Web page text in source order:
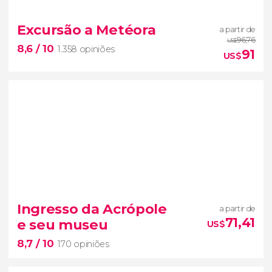
509 opiniões
Atenas,
Excursão a Metéora
8,6 / 10 1.358 opiniões
a partir de
US$96,76
US$91
1.358 opiniões
faces íngremes de rocha
mosteiros
de Meteora
excursão saindo de Atenas.
Ingresso da Acrópole
e seu museu
8,7 / 10 170 opiniões
a partir de
US$71,41